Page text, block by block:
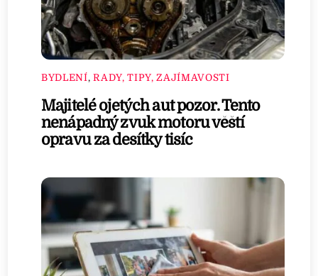
BYDLENÍ,RADY, TIPY, ZAJÍMAVOSTI
Majitelé ojetých aut pozor. Tento
nenápadný zvuk motoru věští
opravu za desítky tisíc